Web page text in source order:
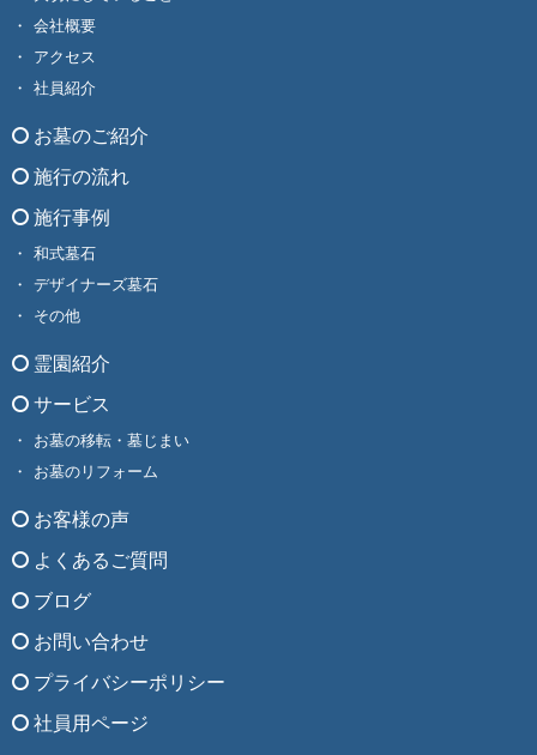
会社概要
アクセス
社員紹介
お墓のご紹介
施行の流れ
施行事例
和式墓石
デザイナーズ墓石
その他
霊園紹介
サービス
お墓の移転・墓じまい
お墓のリフォーム
お客様の声
よくあるご質問
ブログ
お問い合わせ
プライバシーポリシー
社員用ページ